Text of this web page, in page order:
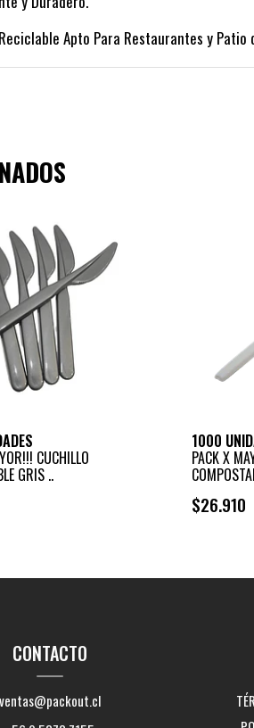
Apto Para Restaurantes y Patio
CUCHILLO
GRIS ..
1000
PACK X
$26.910
CONTACTO
ventas@packout.cl